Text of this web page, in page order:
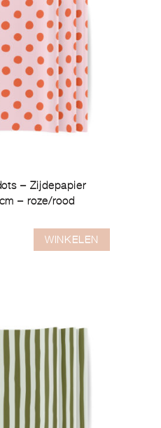
– Zijdepapier
– roze/rood
WINKELEN